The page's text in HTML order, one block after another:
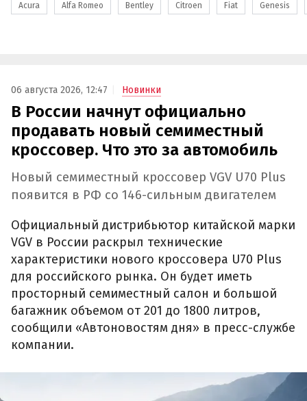
Acura Alfa Romeo Bentley Citroen Fiat Genesis
06 августа 2026, 12:47 Новинки
В России начнут официально
продавать новый семиместный
кроссовер. Что это за автомобиль
Новый семиместный кроссовер VGV U70 Plus
появится в РФ со 146-сильным двигателем
Официальный дистрибьютор китайской марки
VGV в России раскрыл технические
характеристики нового кроссовера U70 Plus
для российского рынка. Он будет иметь
просторный семиместный салон и большой
багажник объемом от 201 до 1800 литров,
сообщили «Автоновостям дня» в пресс-службе
компании.